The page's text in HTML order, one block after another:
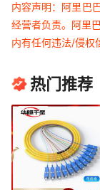
内容声明：阿里巴
经营者负责。阿里
内有任何违法/侵权
热门推荐